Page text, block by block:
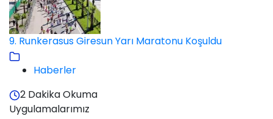
9. Runkerasus Giresun Yarı Maratonu Koşuldu
Haberler
2 Dakika Okuma
Uygulamalarımız